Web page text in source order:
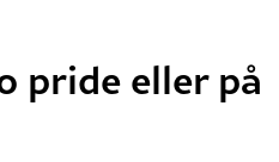
pride eller på